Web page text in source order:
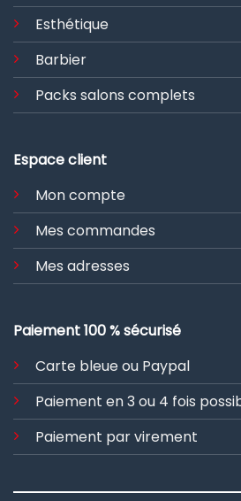
Esthétique
Barbier
Packs salons complets
Espace client
Mon compte
Mes commandes
Mes adresses
Paiement 100 % sécurisé
Carte bleue ou Paypal
Paiement en 3 ou 4 fois
Paiement par virement